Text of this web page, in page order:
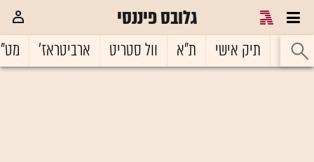
גלובס פיננסי
ראשי תיק אישי ת"א וול סטריט ארביטראז'